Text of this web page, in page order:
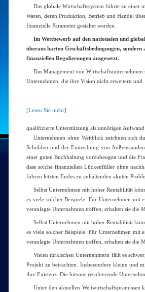
Das globale Wirtschaftssystem führte zu einer
Waren, deren Produktion, Betrieb und Handel
finanzielle Parameter gestaltet werden.
Im Wettbewerb auf den nationalen und
überaus harten Geschäftsbedingungen,
finanziellen Regulierungen ausgesetzt.
Das Management von
Unternehmen, die ihre Vision nicht erweitern und
[Lesen Sie mehr]
qualifizierte Unterstützung als unnötigen
Unternehmen ohne Weitblick zeichnen sich
Schulden und der Eintreibung von
einer guten Buchhaltung vorzubeugen und die
dass solche finanziellen Lückenfüller ohne
führen letzten Endes zu anhaltenden akuten
Selbst Unternehmen mit hoher Rentabilität
es viele solcher Beispiele. Für Unternehmen mit
veranlagte Unternehmen treffen, erhalten sie
Selbst Unternehmen mit hoher Rentabilität
es viele solcher Beispiele. Für Unternehmen mit
veranlagte Unternehmen treffen, erhalten sie
Vielen türkischen Unternehmern fällt es
Projekt zu betrachten. Insbesondere kleine und
ihre Existenz. Die hieraus resultierende
Unter den aktuellen